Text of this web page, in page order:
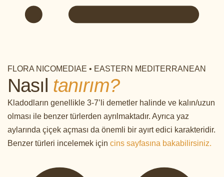
FLORA NICOMEDIAE • EASTERN MEDITERRANEAN
Nasıl tanırım?
Kladodların genellikle 3-7’li demetler halinde ve kalın/uzun
olması ile benzer türlerden ayrılmaktadır. Ayrıca yaz
aylarında çiçek açması da önemli bir ayırt edici karakteridir.
Benzer türleri incelemek için cins sayfasına bakabilirsiniz.